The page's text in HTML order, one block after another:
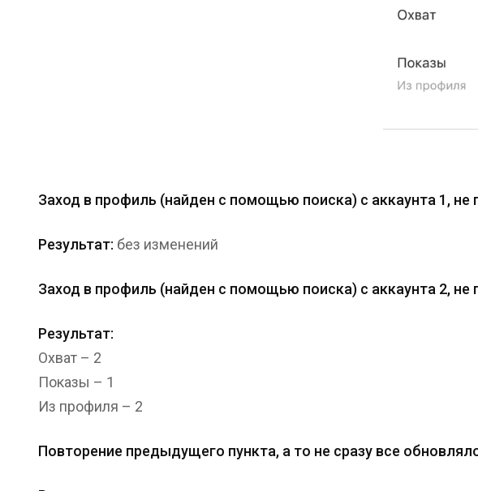
Заход в профиль (найден с помощью поиска) с аккаунта 1,
Результат: без изменений
Заход в профиль (найден с помощью поиска) с аккаунта 2,
Результат:
Охват – 2
Показы – 1
Из профиля – 2
Повторение предыдущего пункта, а то не сразу все